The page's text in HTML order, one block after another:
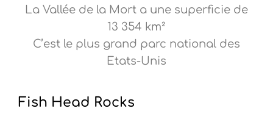
La Vallée de la Mort a une superficie de
13 354 km²
C’est le plus grand parc national des
Etats-Unis
Fish Head Rocks